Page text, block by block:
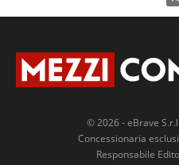
© 2026 - eBrave
Concessionaria
Responsabile